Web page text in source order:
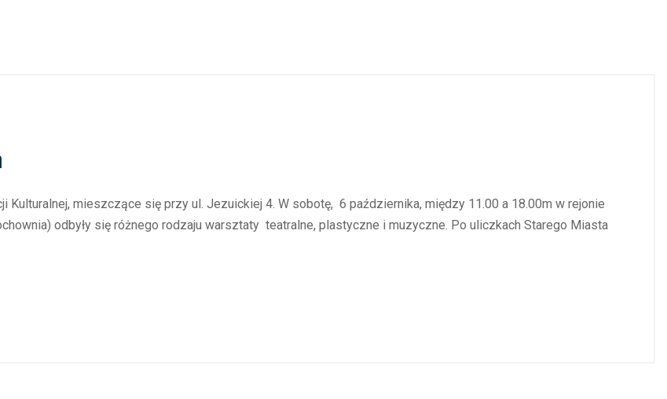
Kulturalnej, mieszczące się przy ul. Jezuickiej 4. W sobotę, 6 października, między 11.00 a 18.00m w rejonie
odbyły się różnego rodzaju warsztaty teatralne, plastyczne i muzyczne. Po uliczkach Starego Miasta